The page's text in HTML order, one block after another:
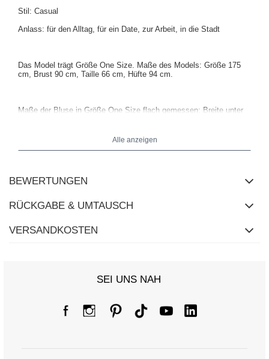
Stil: Casual
Anlass: für den Alltag, für ein Date, zur Arbeit, in die Stadt
Das Model trägt Größe One Size. Maße des Models: Größe 175
cm, Brust 90 cm, Taille 66 cm, Hüfte 94 cm.
Maße der Bluse in Größe One Size flach gemessen: Breite unter
Alle anzeigen
BEWERTUNGEN
RÜCKGABE & UMTAUSCH
VERSANDKOSTEN
SEI UNS NAH